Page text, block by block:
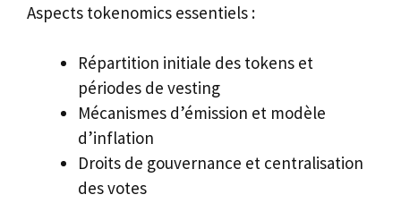
Aspects tokenomics essentiels :
Répartition initiale des tokens et
périodes de vesting
Mécanismes d’émission et modèle
d’inflation
Droits de gouvernance et centralisation
des votes